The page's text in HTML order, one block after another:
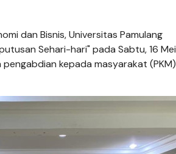
dan Bisnis, Universitas Pamulang
Sehari-hari" pada Sabtu, 16 Mei
kepada masyarakat (PKM)